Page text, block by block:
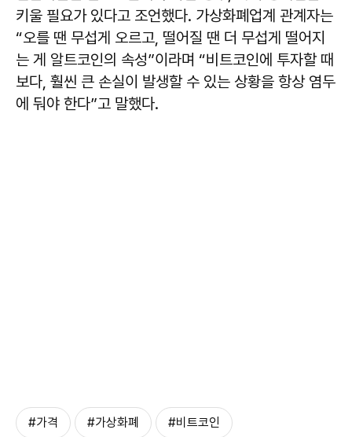
키울 필요가 있다고 조언했다. 가상화폐업계 관계자는
“오를 땐 무섭게 오르고, 떨어질 땐 더 무섭게 떨어지
는 게 알트코인의 속성”이라며 “비트코인에 투자할 때
보다, 훨씬 큰 손실이 발생할 수 있는 상황을 항상 염두
에 둬야 한다”고 말했다.
#가격 #가상화폐 #비트코인